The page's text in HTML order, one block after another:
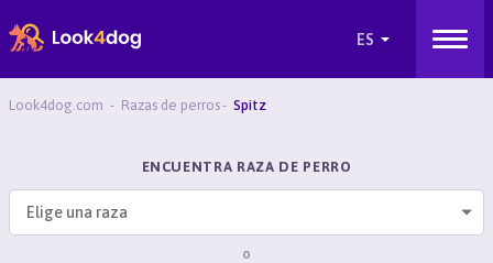
Look4dog.com Razas de perros Spitz
ENCUENTRA RAZA DE PERRO
Elige una raza
o